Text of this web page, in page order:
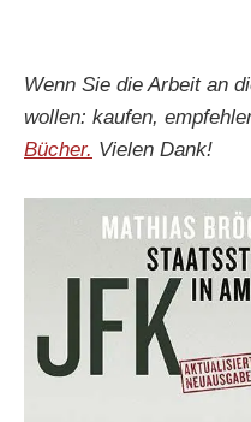
Wenn Sie die Arbeit an
wollen: kaufen,
Bücher. Vielen Dank!